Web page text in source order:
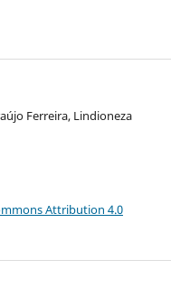
Ferreira, Lindioneza
Attribution 4.0